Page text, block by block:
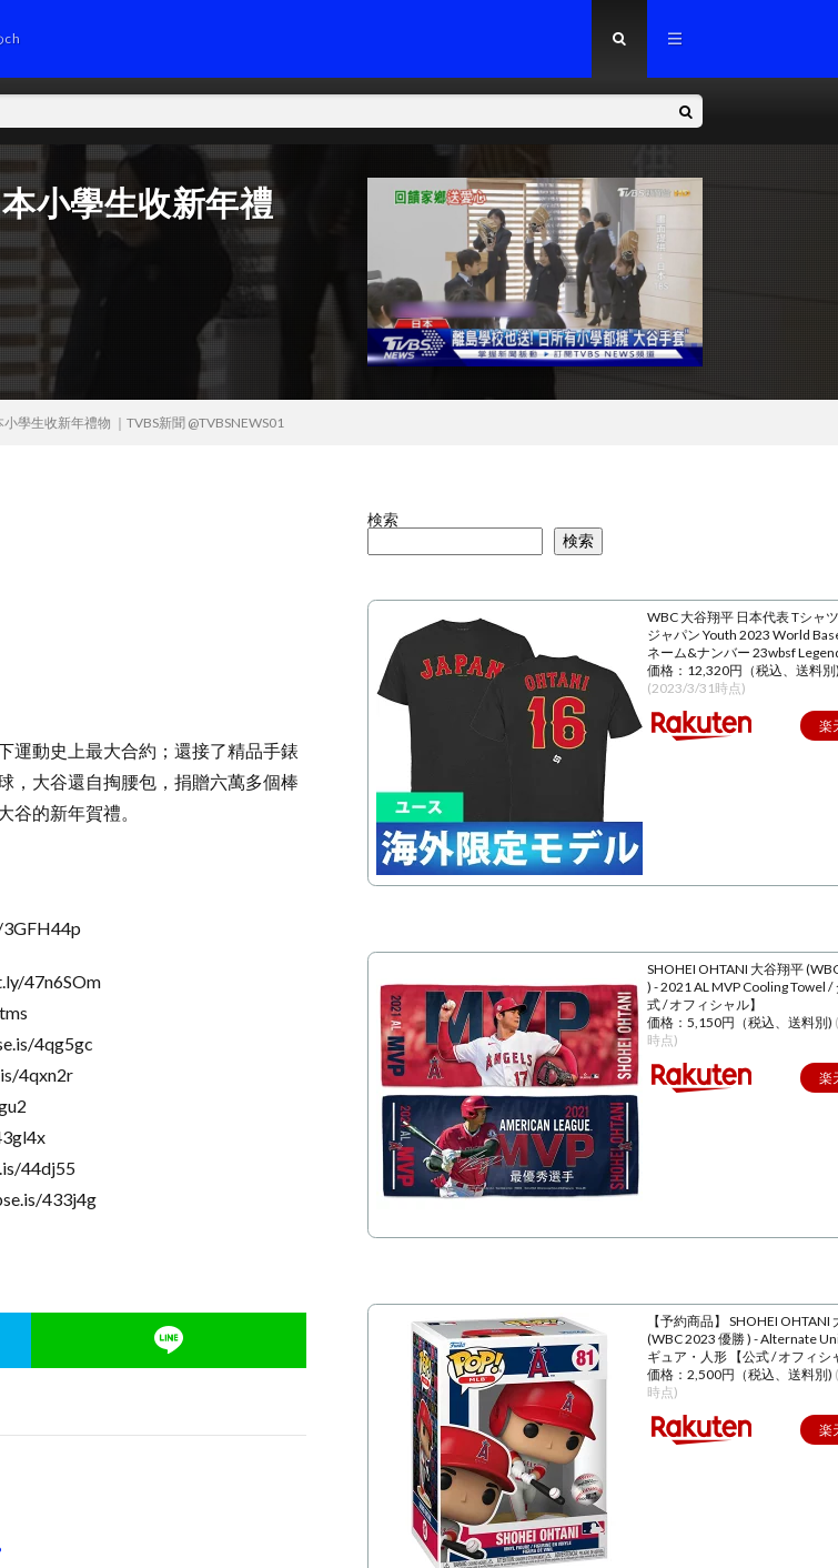
ch
小學生收新年禮
學生收新年禮物 ｜TVBS新聞 @TVBSNEWS01
運動史上最大合約；還接了精品手錶
，大谷還自掏腰包，捐贈六萬多個棒
的新年賀禮。
47n6SOm
4qg5gc
4qxn2r
44dj55
433j4g
検索
検索
WBC 大谷翔平 日本代表 Tシャ
ジャパン Youth 2023 World
ネーム&ナンバー 23wbsf
価格：12,320円（税込、送料別
(2023/3/31時点)
楽
SHOHEI OHTANI 大谷翔平
) - 2021 AL MVP Cooling Towel /
式 / オフィシャル】
価格：5,150円（税込、送料別)
時点)
楽
【予約商品】 SHOHEI OHTANI
(WBC 2023 優勝 ) - Alternate
ギュア・人形 【公式 / オフィシ
価格：2,500円（税込、送料別)
時点)
楽